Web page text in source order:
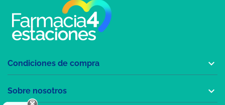
Condiciones de compra 
Sobre nosotros 